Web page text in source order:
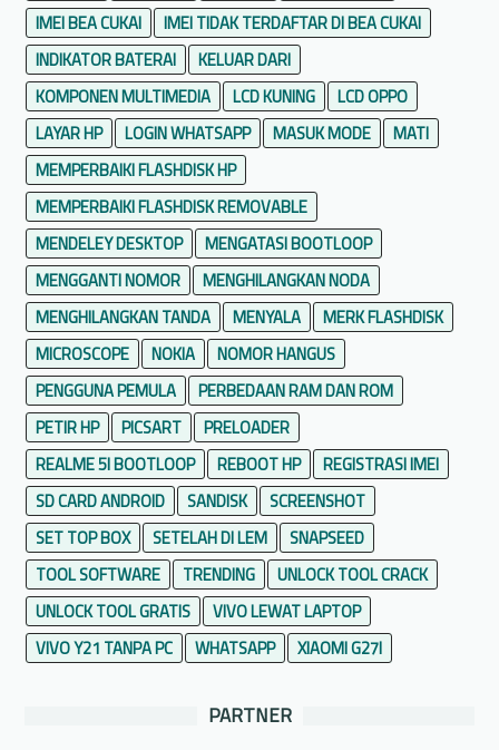
IMEI BEA CUKAI
IMEI TIDAK TERDAFTAR DI BEA CUKAI
INDIKATOR BATERAI
KELUAR DARI
KOMPONEN MULTIMEDIA
LCD KUNING
LCD OPPO
LAYAR HP
LOGIN WHATSAPP MASUK MODE
MATI
MEMPERBAIKI FLASHDISK HP
MEMPERBAIKI FLASHDISK REMOVABLE
MENDELEY DESKTOP
MENGATASI BOOTLOOP
MENGGANTI NOMOR
MENGHILANGKAN NODA
MENGHILANGKAN TANDA
MENYALA
MERK FLASHDISK
MICROSCOPE
NOKIA
NOMOR HANGUS
PENGGUNA PEMULA
PERBEDAAN RAM DAN ROM
PETIR HP
PICSART
PRELOADER
REALME 5I BOOTLOOP
REBOOT HP
REGISTRASI IMEI
SD CARD ANDROID
SANDISK
SCREENSHOT
SET TOP BOX
SETELAH DI LEM
SNAPSEED
TOOL SOFTWARE
TRENDING
UNLOCK TOOL CRACK
UNLOCK TOOL GRATIS
VIVO LEWAT LAPTOP
VIVO Y21 TANPA PC
WHATSAPP XIAOMI G27I
PARTNER